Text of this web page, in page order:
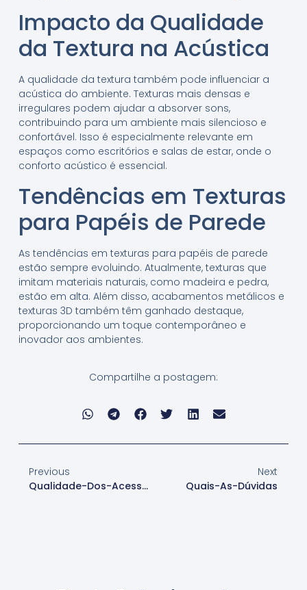
Impacto da Qualidade
da Textura na Acústica
A qualidade da textura também pode influenciar a
acústica do ambiente. Texturas mais densas e
irregulares podem ajudar a absorver sons,
contribuindo para um ambiente mais silencioso e
confortável. Isso é especialmente relevante em
espaços como escritórios e salas de estar, onde o
conforto acústico é essencial.
Tendências em Texturas
para Papéis de Parede
As tendências em texturas para papéis de parede
estão sempre evoluindo. Atualmente, texturas que
imitam materiais naturais, como madeira e pedra,
estão em alta. Além disso, acabamentos metálicos e
texturas 3D também têm ganhado destaque,
proporcionando um toque contemporâneo e
inovador aos ambientes.
Compartilhe a postagem:
Previous
Qualidade-Dos-Acessórios
Next
Quais-As-Dúvidas